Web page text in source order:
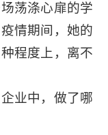
荡涤心扉的学
情期间，她的
程度上，离不
业中，做了哪